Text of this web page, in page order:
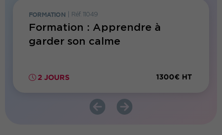
FORMATION Réf. 11049
Formation : Apprendre à
garder son calme
2 JOURS 1300€ HT